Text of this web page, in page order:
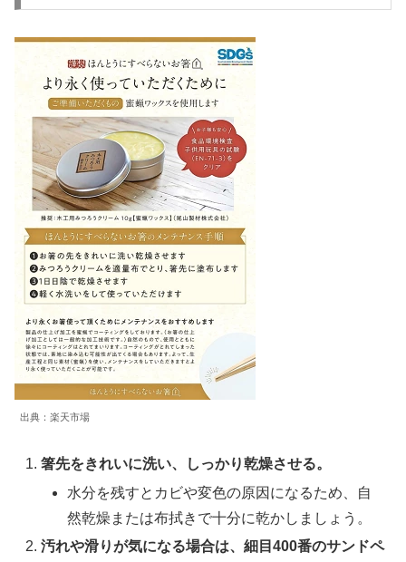
出典：楽天市場
箸先をきれいに洗い、しっかり乾燥させる。
水分を残すとカビや変色の原因になるため、自
然乾燥または布拭きで十分に乾かしましょう。
汚れや滑りが気になる場合は、細目400番のサンドペ